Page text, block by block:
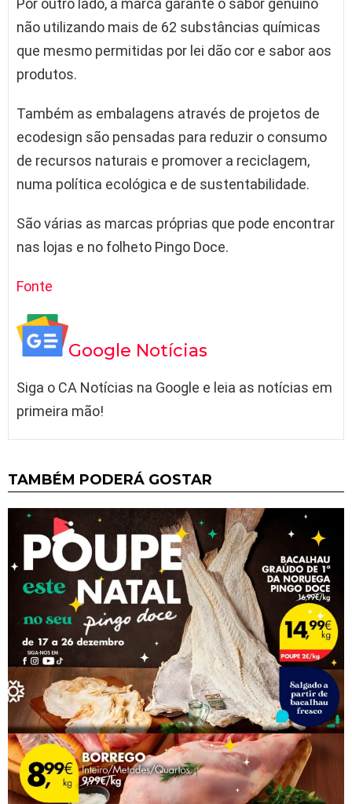
Por outro lado, a marca garante o sabor genuíno
não utilizando mais de 62 substâncias químicas
que mesmo permitidas por lei dão cor e sabor aos
produtos.
Também as embalagens através de projetos de
ecodesign são pensadas para reduzir o consumo
de recursos naturais e promover a reciclagem,
numa política ecológica e de sustentabilidade.
São várias as marcas próprias que pode encontrar
nas lojas e no folheto Pingo Doce.
Fonte
Google Notícias
Siga o CA Notícias na Google e leia as notícias em
primeira mão!
TAMBÉM PODERÁ GOSTAR